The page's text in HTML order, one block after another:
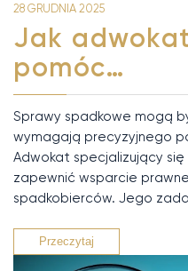
28 GRUDNIA 2025
Jak
pomóc…
Sprawy spadkowe mogą
wymagają precyzyjnego
Adwokat specjalizujący
zapewnić wsparcie
spadkobierców. Jego
Przeczytaj